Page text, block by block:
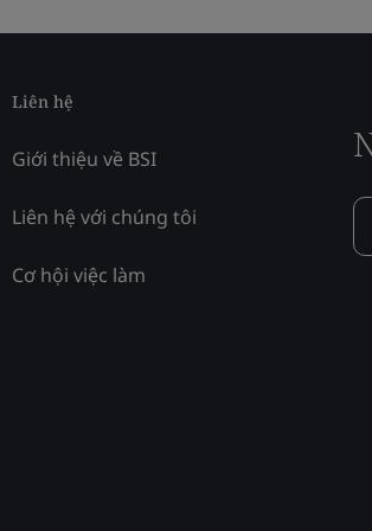
Liên hệ
Giới thiệu về BSI
Liên hệ với chúng tôi
Cơ hội việc làm